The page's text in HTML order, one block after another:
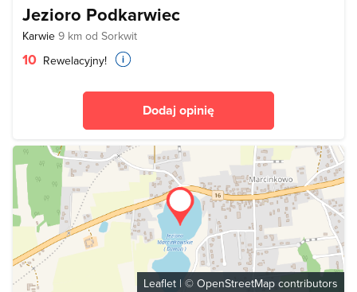
Jezioro Podkarwiec
Karwie 9 km od Sorkwit
10 Rewelacyjny!
Dodaj opinię
Leaflet | © OpenStreetMap contributors